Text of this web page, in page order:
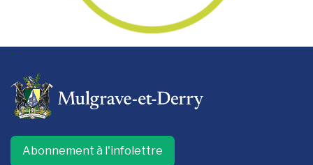
-
Abonnement à l'infolettre